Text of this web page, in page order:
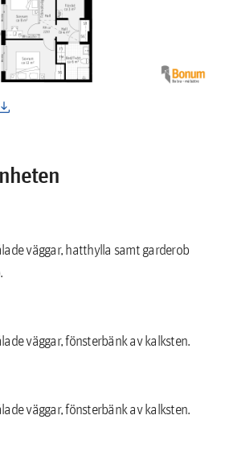
väggar, hatthylla samt garderob
väggar, fönsterbänk av kalksten.
väggar, fönsterbänk av kalksten.